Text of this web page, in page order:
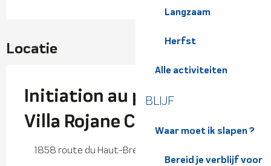
Langzaam
Herfst
Alle activiteiten
BLIJF
Waar moet ik slapen ?
Bereid je verblijf voor
Locatie
Initiation au patchwork -
Villa Rojane Créations
1858 route du Haut-Bréda,, 38580 Haut-Bréda